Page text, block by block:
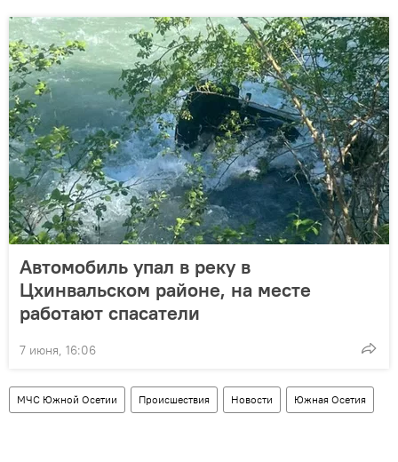
Автомобиль упал в реку в
Цхинвальском районе, на месте
работают спасатели
7 июня, 16:06
МЧС Южной Осетии Происшествия Новости Южная Осетия